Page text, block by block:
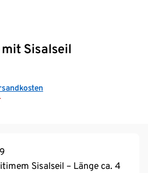
Sisalseil
Sisalseil – Länge ca. 4